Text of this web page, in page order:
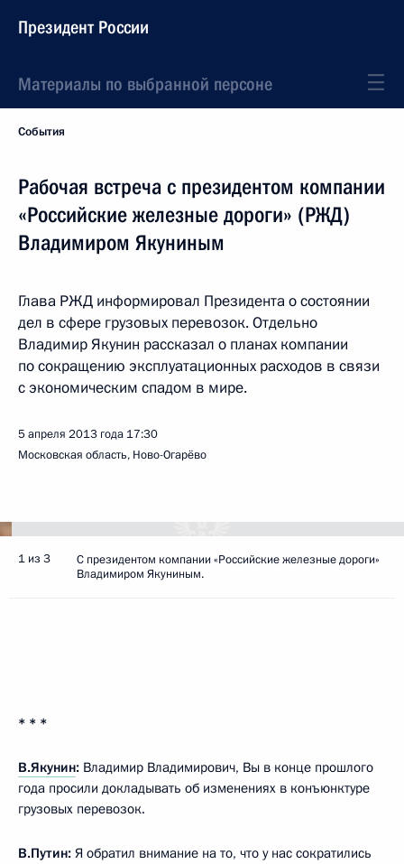
Президент России
Материалы по выбранной персоне
События
Рабочая встреча с президентом компании
«Российские железные дороги» (РЖД)
Владимиром Якуниным
Глава РЖД информировал Президента о состоянии
дел в сфере грузовых перевозок. Отдельно
Владимир Якунин рассказал о планах компании
по сокращению эксплуатационных расходов в связи
с экономическим спадом в мире.
5 апреля 2013 года 17:30
Московская область, Ново-Огарёво
1 из 3
С президентом компании «Российские железные дороги»
Владимиром Якуниным.
* * *
В.Якунин: Владимир Владимирович, Вы в конце прошлого
года просили докладывать об изменениях в конъюнктуре
грузовых перевозок.
В.Путин: Я обратил внимание на то, что у нас сократились